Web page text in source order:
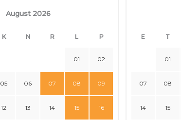
August 2026
K N R L P
01 02
05 06 07 08 09
12 13 14 15 16
E T
01
07 08
14 15